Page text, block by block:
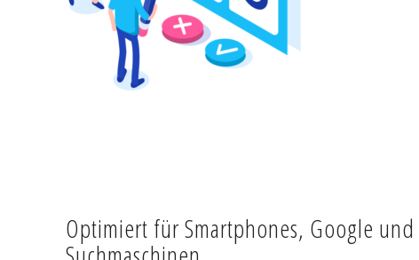
Optimiert für Smartphones, Google und